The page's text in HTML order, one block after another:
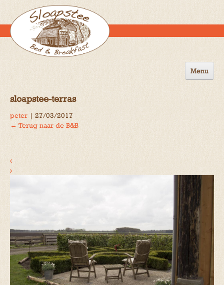
Menu
Reserveren
Contact
sloapstee-terras
peter | 27/03/2017
← Terug naar de B&B
‹
›